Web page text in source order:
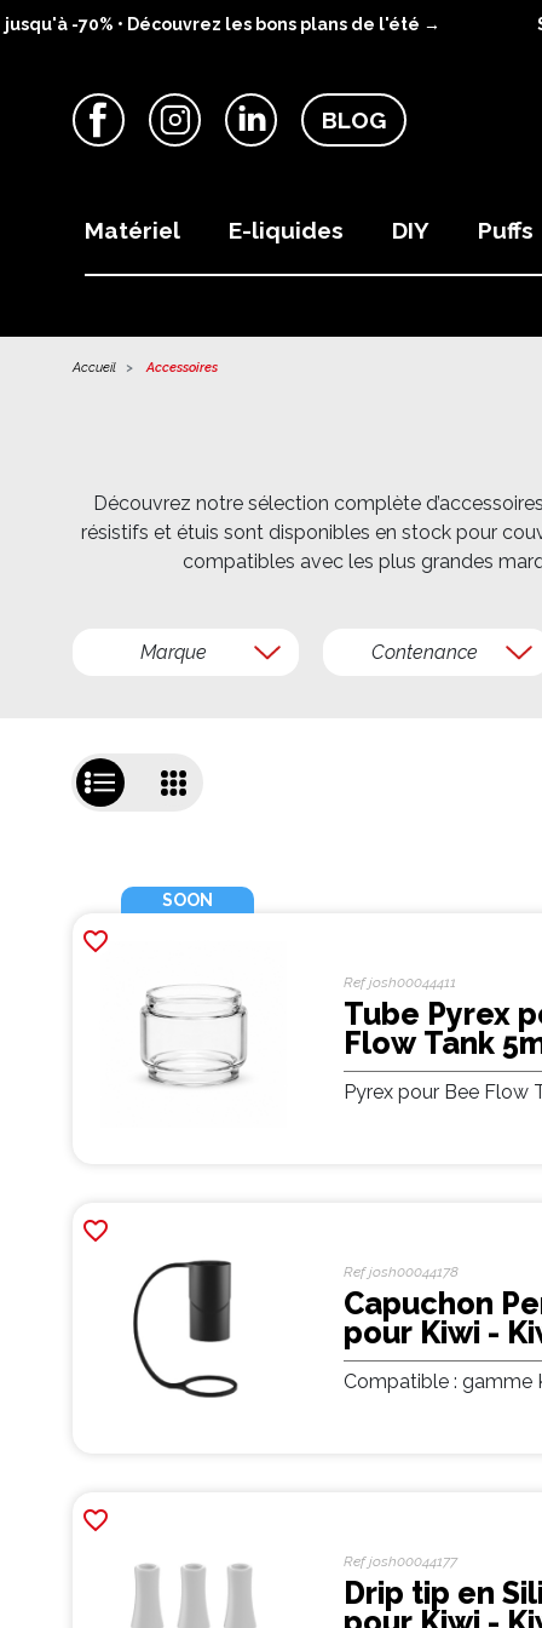
-70% • Découvrez les bons plans de l'été →
BLOG
Matériel E-liquides DIY Puffs
Accueil Accessoires
Découvrez notre sélection complète
résistifs et étuis sont disponibles en stock pour
compatibles avec les plus grandes
Marque Contenance
SOON
favorite_border
Refjosh00044411
Tube Pyrex
Flow Tank
Nubee
Pyrex pour Bee Flow
favorite_border
Refjosh00044178
Capuchon
pour Kiwi -
Compatible : gamme
favorite_border
Refjosh00044177
Drip tip en